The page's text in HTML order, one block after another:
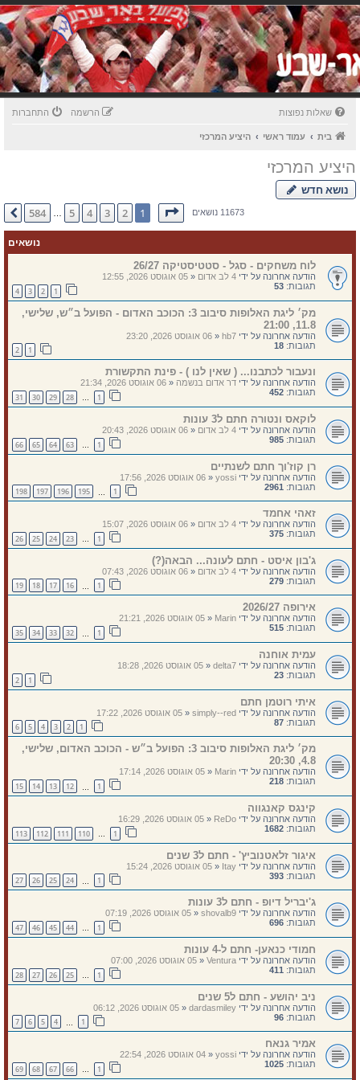
שאלות נפוצות התחברות הרשמה
בית עמוד ראשי היציע המרכזי
היציע המרכזי
נושא חדש
11673 נושאיםדף1מתוך 584
1
2
3
4
5
584 הבא
נושאים
לוח משחקים - סגל - סטטיסטיקה 26/27
הודעה אחרונה על ידי 4 לב אדום «05 אוגוסט 2026, 12:55
תגובות: 53
2
3
4
מק׳ ליגת האלופות סיבוב 3: הכוכב האדום - הפועל ב״ש, שלישי,
11.8, 21:00
הודעה אחרונה על ידי hb7
«06 אוגוסט 2026, 23:20
תגובות: 18
2
ונעבור לכתבנו... ( שאין לנו ) - פינת התקשורת
הודעה אחרונה על ידי דר אדום בנשמה«06 אוגוסט 2026, 21:34
תגובות: 452
…
28
29
30
31
לוקאס ונטורה חתם ל3 עונות
הודעה אחרונה על ידי 4 לב אדום «06 אוגוסט 2026, 20:43
תגובות: 985
…
63
64
65
66
רן קוז'וך חתם לשנתיים
הודעה אחרונה על ידי yossi
«06 אוגוסט 2026, 17:56
תגובות: 2961
195
196
197
198
זאהי אחמד
הודעה אחרונה על ידי 4 לב אדום «06 אוגוסט 2026, 15:07
תגובות: 375
…
23
24
25
26
ג'בון איסט - חתם לעונה... הבאה(?)
הודעה אחרונה על ידי 4 לב אדום «06 אוגוסט 2026, 07:43
תגובות: 279
16
17
18
19
אירופה 2026/27
הודעה אחרונה על ידי Marin
«05 אוגוסט 2026, 21:21
תגובות: 515
32
33
34
35
עמית אוחנה
הודעה אחרונה על ידי delta7
«05 אוגוסט 2026, 18:28
תגובות: 23
2
איתי רוטמן חתם
הודעה אחרונה על ידי simply--red
«05 אוגוסט 2026, 17:22
תגובות: 87
2
3
4
5
6
מק׳ ליגת האלופות סיבוב 3: הפועל ב״ש - הכוכב האדום, שלישי,
4.8, 20:30
הודעה אחרונה על ידי Marin
«05 אוגוסט 2026, 17:14
תגובות: 218
12
13
14
15
קינגס קאנגווה
הודעה אחרונה על ידי ReDo
«05 אוגוסט 2026, 16:29
תגובות: 1682
…
110
111
112
113
איגור זלאטנוביץ' - חתם ל3 שנים
הודעה אחרונה על ידי Itay
«05 אוגוסט 2026, 15:24
תגובות: 393
24
25
26
27
ג'יבריל דיופ - חתם ל3 עונות
הודעה אחרונה על ידי shovalb9
«05 אוגוסט 2026, 07:19
תגובות: 696
…
44
45
46
47
חמודי כנאען- חתם ל-4 עונות
הודעה אחרונה על ידי Ventura
«05 אוגוסט 2026, 07:00
תגובות: 411
…
25
26
27
28
ניב יהושע - חתם ל5 שנים
הודעה אחרונה על ידי dardasmiley
«05 אוגוסט 2026, 06:12
תגובות: 96
4
5
6
7
אמיר גנאח
הודעה אחרונה על ידי yossi
«04 אוגוסט 2026, 22:54
תגובות: 1025
…
66
67
68
69